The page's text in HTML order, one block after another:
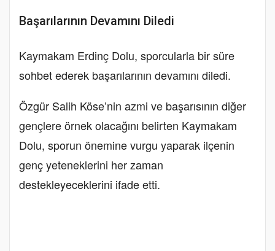
Başarılarının Devamını Diledi
Kaymakam Erdinç Dolu, sporcularla bir süre
sohbet ederek başarılarının devamını diledi.
Özgür Salih Köse’nin azmi ve başarısının diğer
gençlere örnek olacağını belirten Kaymakam
Dolu, sporun önemine vurgu yaparak ilçenin
genç yeteneklerini her zaman
destekleyeceklerini ifade etti.